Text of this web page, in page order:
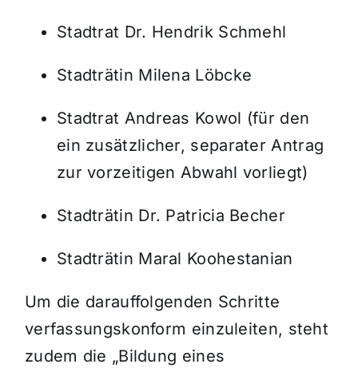
Stadtrat Dr. Hendrik Schmehl
Stadträtin Milena Löbcke
Stadtrat Andreas Kowol (für den
ein zusätzlicher, separater Antrag
zur vorzeitigen Abwahl vorliegt)
Stadträtin Dr. Patricia Becher
Stadträtin Maral Koohestanian
Um die darauffolgenden Schritte
verfassungskonform einzuleiten, steht
zudem die „Bildung eines